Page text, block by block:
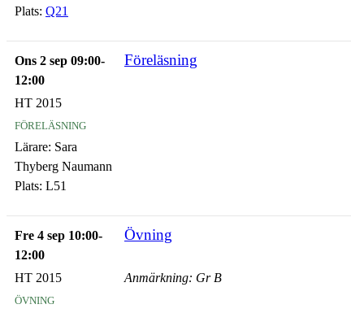
Plats: Q21
Ons 2 sep 09:00-
12:00
Föreläsning
HT 2015
föreläsning
Lärare: Sara
Thyberg Naumann
Plats: L51
Fre 4 sep 10:00-
12:00
Övning
HT 2015
övning
Anmärkning: Gr B